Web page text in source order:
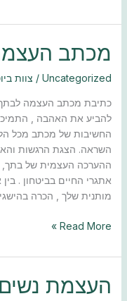
מכתב
Uncategorized
/ צוות
כתיבת מכתב העצמה
להביע את האהבה ,
החשיבות של מכתב מכל
השראה. הצגת הרגשות
ההערכה העצמית של בתך,
אתגרי החיים בביטחון .
מותנית שלך , הכרה
מכתב
העצמה
לבנות
Read More »
העצמת
העצמת
נשים: